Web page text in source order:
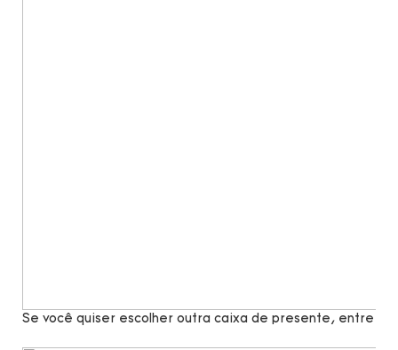
Se você quiser escolher outra caixa de presente, entre